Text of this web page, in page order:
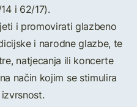
i 62/17).
i promovirati glazbeno
i narodne glazbe, te
natjecanja ili koncerte
način kojim se stimulira